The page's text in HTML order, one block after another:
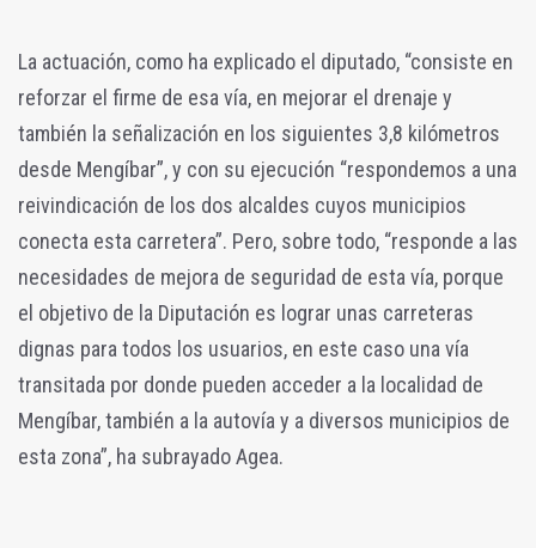
La actuación, como ha explicado el diputado, “consiste en
reforzar el firme de esa vía, en mejorar el drenaje y
también la señalización en los siguientes 3,8 kilómetros
desde Mengíbar”, y con su ejecución “respondemos a una
reivindicación de los dos alcaldes cuyos municipios
conecta esta carretera”. Pero, sobre todo, “responde a las
necesidades de mejora de seguridad de esta vía, porque
el objetivo de la Diputación es lograr unas carreteras
dignas para todos los usuarios, en este caso una vía
transitada por donde pueden acceder a la localidad de
Mengíbar, también a la autovía y a diversos municipios de
esta zona”, ha subrayado Agea.